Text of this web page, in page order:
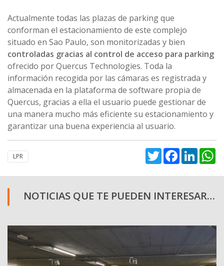
Actualmente todas las plazas de parking que
conforman el estacionamiento de este complejo
situado en Sao Paulo, son monitorizadas y bien
controladas gracias al control de acceso para parking
ofrecido por Quercus Technologies. Toda la
información recogida por las cámaras es registrada y
almacenada en la plataforma de software propia de
Quercus, gracias a ella el usuario puede gestionar de
una manera mucho más eficiente su estacionamiento y
garantizar una buena experiencia al usuario.
LPR TwitterFacebook
NOTICIAS QUE TE PUEDEN INTERESAR…